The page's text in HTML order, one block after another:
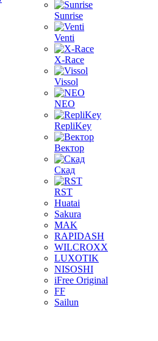
Sunrise
Venti
X-Race
Vissol
NEO
RepliKey
Вектор
Скад
RST
Huatai
Sakura
MAK
RAPIDASH
WILCROXX
LUXOTIK
NISOSHI
iFree Original
FF
Sailun